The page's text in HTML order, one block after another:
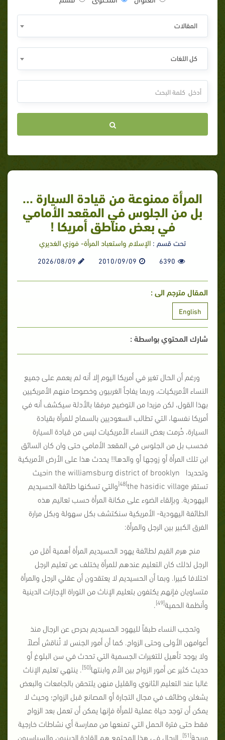
المقالات
كل اللغات
المرأة ممنوعة من قيادة السيارة ...
بل من الجلوس في المقعد الأمامي
في بعض مناطق أمريكا !
تحت قسم : الإسلام واستعباد المرأة- فوزي الغديري
6390
2010/09/09
2026/08/09
المقال مترجم الى :
English
شارك المحتوي بواسطة :
ورغم أن الحال تغير في أمريكا اليوم إلا أنه لم يعمم على جميع
النساء الأمريكيات، وربما يفاجأ الغربيون وخصوصا منهم الأمريكيين
بهذا القول، لكن مزيدا من التوضيح مرفقا بالأدلة سيكشف أنه في
أمريكا نفسها، التي تطالب السعوديين بالسماح للمرأة بقيادة
السيارة، حُرمت بعض النساء الأمريكيات ليس من قيادة السيارة
فحسب بل من الجلوس في المقعد الأمامي حتى وان كان السائق
ابن تلك المرأة أو زوجها أو والدها!! يحدث هذا على الأرض الأمريكية
وتحديدا in the williamsburg district of brooklynحيث
تستقر the hasidic village
[
48
]والتي تسكنها طائفة الحسيديم
اليهودية. وبإلقاء الضوء على مكانة المرأة حسب تعاليم هذه
الطائفة اليهودية- الأمريكية سنكتشف بكل سهولة وبكل مرارة
الفرق الكبير بين الرجل والمرأة:
منح هرم القيم لطائفة يهود الحسيديم المرأة أهمية أقل من
الرجل لذلك كان التعليم عندهم للمرأة يختلف عن تعليم الرجل
اختلافا كبيرا. وبما أن الحسيديم لا يعتقدون أن عقلي الرجل والمرأة
متساويان فإنهم يكتفون بتعليم الإناث من التوراة الإجازات الدينية
وأنظمة الحمية[49]
.
وتحجب النساء طبقاً لليهود الحسيديم بحرص عن الرجال منذ
أعوامهن الأولى وحتى الزواج. كما أن أمور الجنس لا تُناقش أصلاً
ولا يوجد تأهيل للتغيرات الجسمية التي تحدث في سن البلوغ أو
حديث كثير عن أمور الزواج بين الأم وابنتها[50]
. ينتهي تعليم الإناث
غالبا عند التعليم الثانوي والقليل منهن يلتحقن بالجامعات والبعض
يشغلن وظائف في مجال التجارة أو المصانع قبل الزواج؛ وحيث لا
يمكن أن توجد حياة عملية للمرأة فإنها يمكن أن تعمل بعد الزواج
فقط حتى فترة الحمل التي تمنعها من ممارسة أي نشاطات خارجية
مربحة[51]
. الرجال في هذا المجتمع هم القادة الدينيون والسياسيون